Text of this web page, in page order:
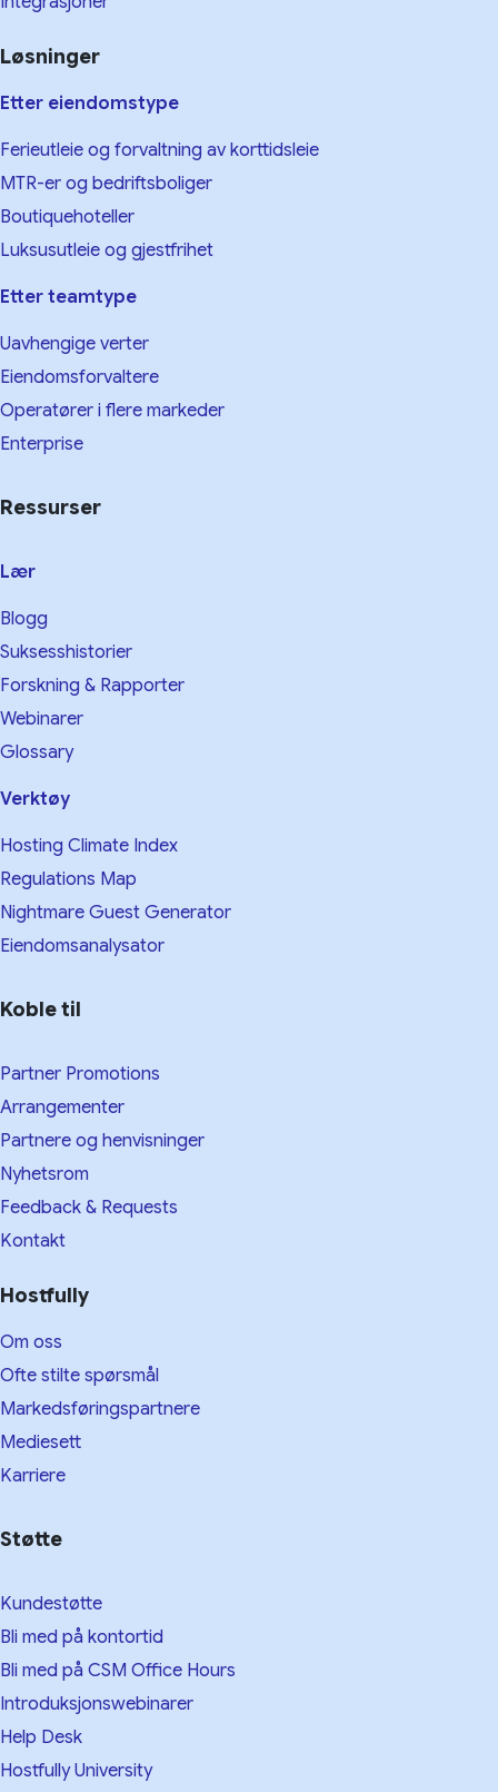
Løsninger
Etter eiendomstype
Ferieutleie og forvaltning av korttidsleie
MTR-er og bedriftsboliger
Boutiquehoteller
Luksusutleie og gjestfrihet
Etter teamtype
Uavhengige verter
Eiendomsforvaltere
Operatører i flere markeder
Enterprise
Ressurser
Lær
Blogg
Suksesshistorier
Forskning & Rapporter
Webinarer
Glossary
Verktøy
Hosting Climate Index
Regulations Map
Nightmare Guest Generator
Eiendomsanalysator
Koble til
Partner Promotions
Arrangementer
Partnere og henvisninger
Nyhetsrom
Feedback & Requests
Kontakt
Hostfully
Om oss
Ofte stilte spørsmål
Markedsføringspartnere
Mediesett
Karriere
Støtte
Kundestøtte
Bli med på kontortid
Bli med på CSM Office Hours
Introduksjonswebinarer
Help Desk
Hostfully University